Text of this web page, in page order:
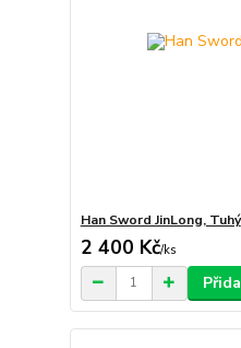
Han Sword JinLong, Tuhý
2 400 Kč/ks